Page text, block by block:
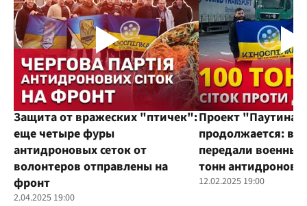
Защита от вражеских "птичек":
еще четыре фуры
антидроновых сеток от
волонтеров отправлены на
фронт
2.04.2025 19:00
Проект "Паутина"
продолжается:
передали
тонн
12.02.2025 19:00